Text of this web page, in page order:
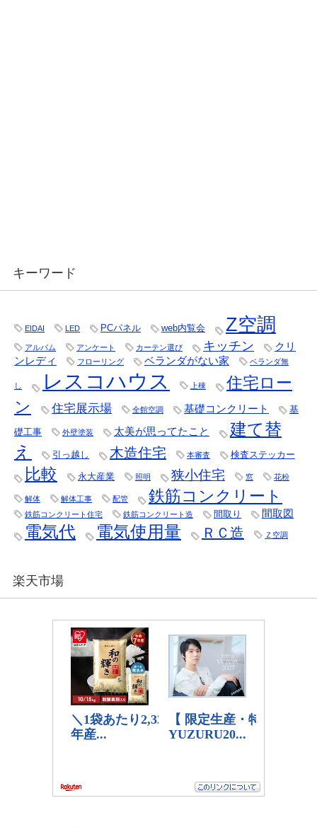
キーワード
EIDAI LED PCパネル web内覧会 Z空調
アルバム アンケート カーテン選び キッチン
クリ
ンレディ
フローリング ベランダがない家 ベランダ無
し レスコハウス 上棟
住宅ロー
ン
住宅展示場 全館空調 基礎コンクリート 基
礎工事 外壁塗装 太美が思ってたこと
建て替
え
引っ越し 木造住宅 本審査 検査ステッカー
比較 永大産業 照明 狭小住宅 窓 花粉
解体 解体工事 配管 鉄筋コンクリート
鉄筋コンクリート住宅 鉄筋コンクリート造 間取り 間取図
電気代 電気使用量 ＲＣ造 Ｚ空調
楽天市場